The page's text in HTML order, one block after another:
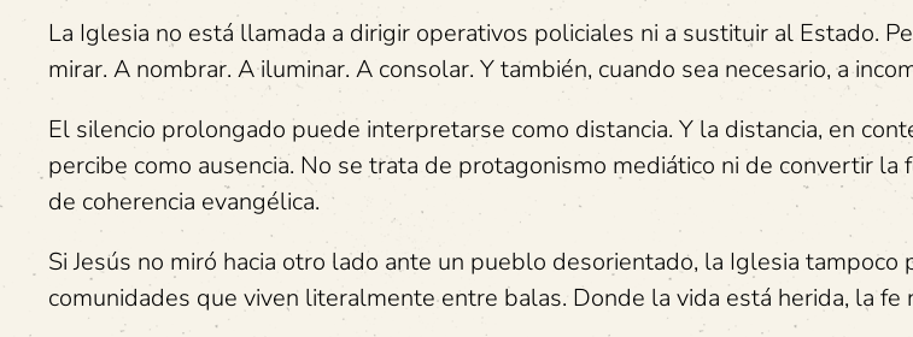
La Iglesia no está llamada a dirigir operativos policiales ni a sustituir al Estado.
mirar. A nombrar. A iluminar. A consolar. Y también, cuando sea necesario, a
El silencio prolongado puede interpretarse como distancia. Y la distancia, en
percibe como ausencia. No se trata de protagonismo mediático ni de convertir la
de coherencia evangélica.
Si Jesús no miró hacia otro lado ante un pueblo desorientado, la Iglesia tampoco
comunidades que viven literalmente entre balas. Donde la vida está herida, la fe